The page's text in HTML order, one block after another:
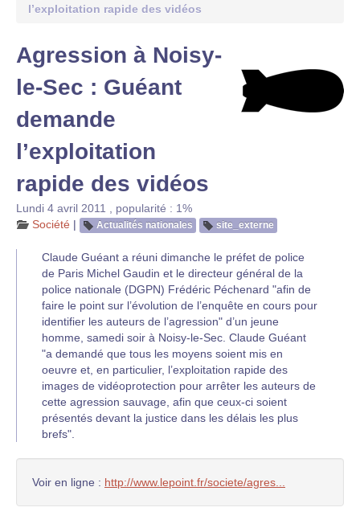
l’exploitation rapide des vidéos
Agression à Noisy-
le-Sec : Guéant
demande
l’exploitation
rapide des vidéos
Lundi 4 avril 2011
popularité : 1%
Société | Actualités nationales site_externe
Claude Guéant a réuni dimanche le préfet de police
de Paris Michel Gaudin et le directeur général de la
police nationale (DGPN) Frédéric Péchenard "afin de
faire le point sur l’évolution de l’enquête en cours pour
identifier les auteurs de l’agression" d’un jeune
homme, samedi soir à Noisy-le-Sec. Claude Guéant
"a demandé que tous les moyens soient mis en
oeuvre et, en particulier, l’exploitation rapide des
images de vidéoprotection pour arrêter les auteurs de
cette agression sauvage, afin que ceux-ci soient
présentés devant la justice dans les délais les plus
brefs".
Voir en ligne : http://www.lepoint.fr/societe/agres...